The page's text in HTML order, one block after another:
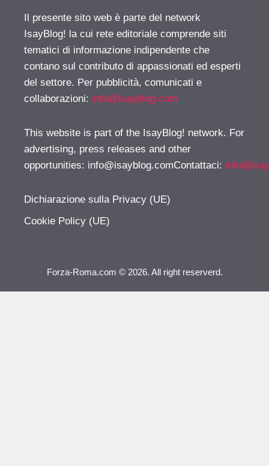
Il presente sito web è parte del network
IsayBlog! la cui rete editoriale comprende siti
tematici di informazione indipendente che
contano sul contributo di appassionati ed esperti
del settore. Per pubblicità, comunicati e
collaborazioni: info@isayblog.com
This website is part of the IsayBlog! network. For
advertising, press releases and other
opportunities: info@isayblog.comContattaci:
Dichiarazione sulla Privacy (UE)
Cookie Policy (UE)
Forza-Roma.com © 2026. All right reserverd.